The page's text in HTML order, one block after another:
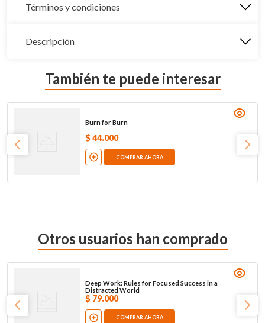
Términos y condiciones
Descripción
También te puede interesar
Burn for Burn
$ 44.000
COMPRAR AHORA
Otros usuarios han comprado
Deep Work: Rules for Focused Success in a
Distracted World
$ 79.000
COMPRAR AHORA